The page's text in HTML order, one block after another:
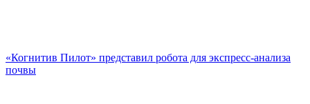
«Когнитив Пилот» представил робота для экспресс-анализа
почвы